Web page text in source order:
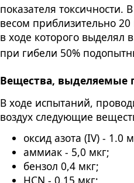
показателя
весом приблизительно
в ходе которого выделял
при гибели 50%
Вещества, выделяемые
В ходе испытаний,
воздух следующие
оксид азота (IV) - 1.0
аммиак - 5,0 мкг;
бензол 0,4 мкг;